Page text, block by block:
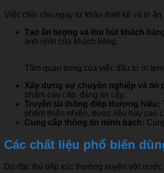
Việc chỉn chu ngay từ khâu thiết kế và in
Tạo ấn tượng và thu hút khách
ánh nhìn của khách hàng.
Tầm quan trọng của việc đầu tư in
Xây dựng sự chuyên nghiệp và tin
phẩm cao cấp, đáng tin cậy.
Truyền tải thông điệp thương hiệu:
phẩm thiên nhiên, dược liệu hay cao
Cung cấp thông tin minh bạch:
Các chất liệu phổ biến
Do đặc thù tiếp xúc thường xuyên với